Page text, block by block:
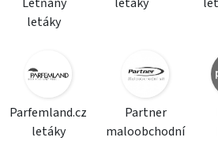
letáky
Parfemland.cz
letáky
Partner
maloobchodní